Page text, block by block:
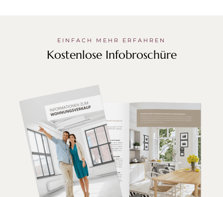
EINFACH MEHR ERFAHREN
Kostenlose Infobroschüre